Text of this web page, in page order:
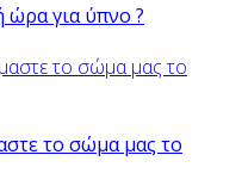
ώρα για ύπνο ?
το σώμα μας το